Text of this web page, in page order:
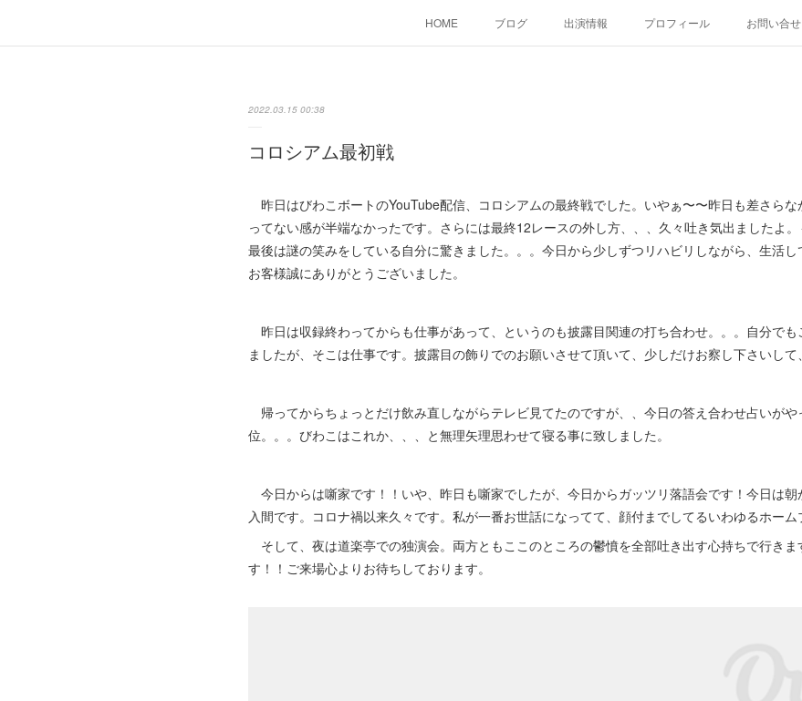
HOME ブログ 出演情報 プロフィール お問い合せ
2022.03.15 00:38
コロシアム最初戦
昨日はびわこボートのYouTube配信、コロシアムの最終戦でした。いやぁ〜〜昨日も差さら
ってない感が半端なかったです。さらには最終12レースの外し方、、、久々吐き気出ましたよ。
最後は謎の笑みをしている自分に驚きました。。。今日から少しずつリハビリしながら、生活
お客様誠にありがとうございました。
昨日は収録終わってからも仕事があって、というのも披露目関連の打ち合わせ。。。自分で
ましたが、そこは仕事です。披露目の飾りでのお願いさせて頂いて、少しだけお察し下さいして
帰ってからちょっとだけ飲み直しながらテレビ見てたのですが、、今日の答え合わせ占いが
位。。。びわこはこれか、、、と無理矢理思わせて寝る事に致しました。
今日からは噺家です！！いや、昨日も噺家でしたが、今日からガッツリ落語会です！今日は
入間です。コロナ禍以来久々です。私が一番お世話になってて、顔付までしてるいわゆるホーム
そして、夜は道楽亭での独演会。両方ともここのところの鬱憤を全部吐き出す心持ちで行きま
す！！ご来場心よりお待ちしております。